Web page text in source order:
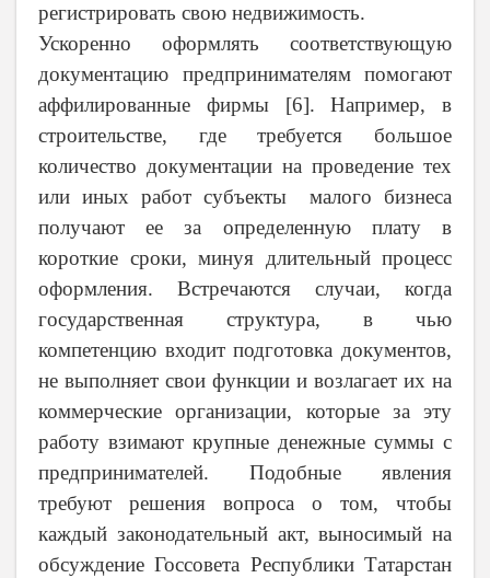
регистрировать свою недвижимость.
Ускоренно оформлять соответствующую
документацию предпринимателям помогают
аффилированные фирмы [6]. Например, в
строительстве, где требуется большое
количество документации на проведение тех
или иных работ субъекты малого бизнеса
получают ее за определенную плату в
короткие сроки, минуя длительный процесс
оформления. Встречаются случаи, когда
государственная структура, в чью
компетенцию входит подготовка документов,
не выполняет свои функции и возлагает их на
коммерческие организации, которые за эту
работу взимают крупные денежные суммы с
предпринимателей. Подобные явления
требуют решения вопроса о том, чтобы
каждый законодательный акт, выносимый на
обсуждение Госсовета Республики Татарстан